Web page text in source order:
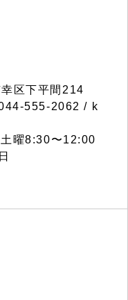
区下平間214
555-2062 / k
曜8:30〜12:00